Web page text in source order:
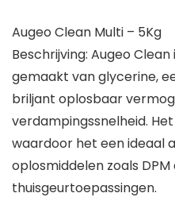
Augeo Clean Multi – 5Kg
Beschrijving: Augeo
gemaakt van glycerine,
briljant oplosbaar
verdampingssnelheid.
waardoor het een ideaal
oplosmiddelen zoals DPM
thuisgeurtoepassingen.